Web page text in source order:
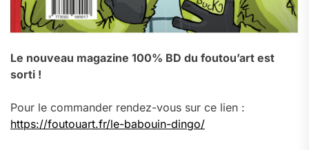
Le nouveau magazine 100% BD du foutou’art est
sorti !
Pour le commander rendez-vous sur ce lien :
https://foutouart.fr/le-babouin-dingo/